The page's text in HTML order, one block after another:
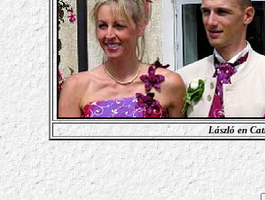
László en